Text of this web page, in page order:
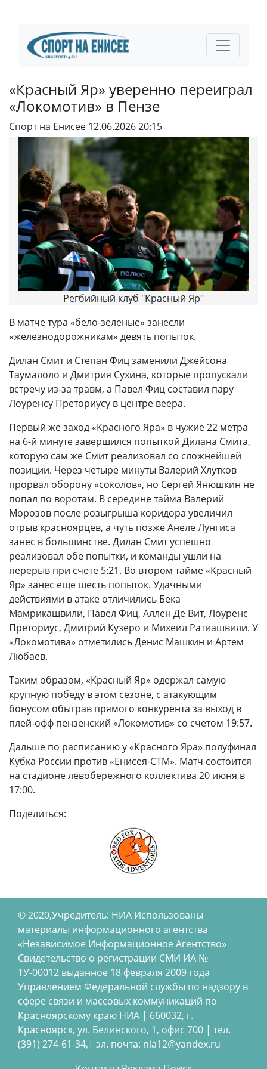
«Красный Яр» уверенно переиграл
«Локомотив» в Пензе
Спорт на Енисее 12.06.2026 20:15
Регбийный клуб "Красный Яр"
В матче тура «бело-зеленые» занесли
«железнодорожникам» девять попыток.
Дилан Смит и Степан Фиц заменили Джейсона
Таумалоло и Дмитрия Сухина, которые пропускали
встречу из-за травм, а Павел Фиц составил пару
Лоуренсу Преториусу в центре веера.
Первый же заход «Красного Яра» в чужие 22 метра
на 6-й минуте завершился попыткой Дилана Смита,
которую сам же Смит реализовал со сложнейшей
позиции. Через четыре минуты Валерий Хлутков
прорвал оборону «соколов», но Сергей Янюшкин не
попал по воротам. В середине тайма Валерий
Морозов после розыгрыша коридора увеличил
отрыв красноярцев, а чуть позже Анеле Лунгиса
занес в большинстве. Дилан Смит успешно
реализовал обе попытки, и команды ушли на
перерыв при счете 5:21. Во втором тайме «Красный
Яр» занес еще шесть попыток. Удачными
действиями в атаке отличились Бека
Мамрикашвили, Павел Фиц, Аллен Де Вит, Лоуренс
Преториус, Дмитрий Кузеро и Михеил Ратиашвили. У
«Локомотива» отметились Денис Машкин и Артем
Любаев.
Таким образом, «Красный Яр» одержал самую
крупную победу в этом сезоне, с атакующим
бонусом обыграв прямого конкурента за выход в
плей-офф пензенский «Локомотив» со счетом 19:57.
Дальше по расписанию у «Красного Яра» полуфинал
Кубка России против «Енисея-СТМ». Матч состоится
на стадионе левобережного коллектива 20 июня в
17:00.
Поделиться:
© 2020,Учредитель: НИА Использованы
материалы информационного агентства
«Независимое Информационное Агентство»
Свидетельство о регистрации СМИ ИА №
ТУ-00012 выданное 18 февраля 2009 года
Управлением Федеральной службы по надзору в
сфере связи и массовых коммуникаций по
Красноярскому краю НИА | 660032, г.
Красноярск, ул. Белинского, 1, офис 700 | тел.
(391) 274-61-34,| эл. почта: nia12@yandex.ru